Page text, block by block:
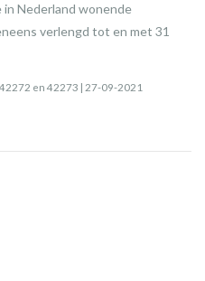
Nederland wonende
verlengd tot en met 31
en 42273 | 27-09-2021